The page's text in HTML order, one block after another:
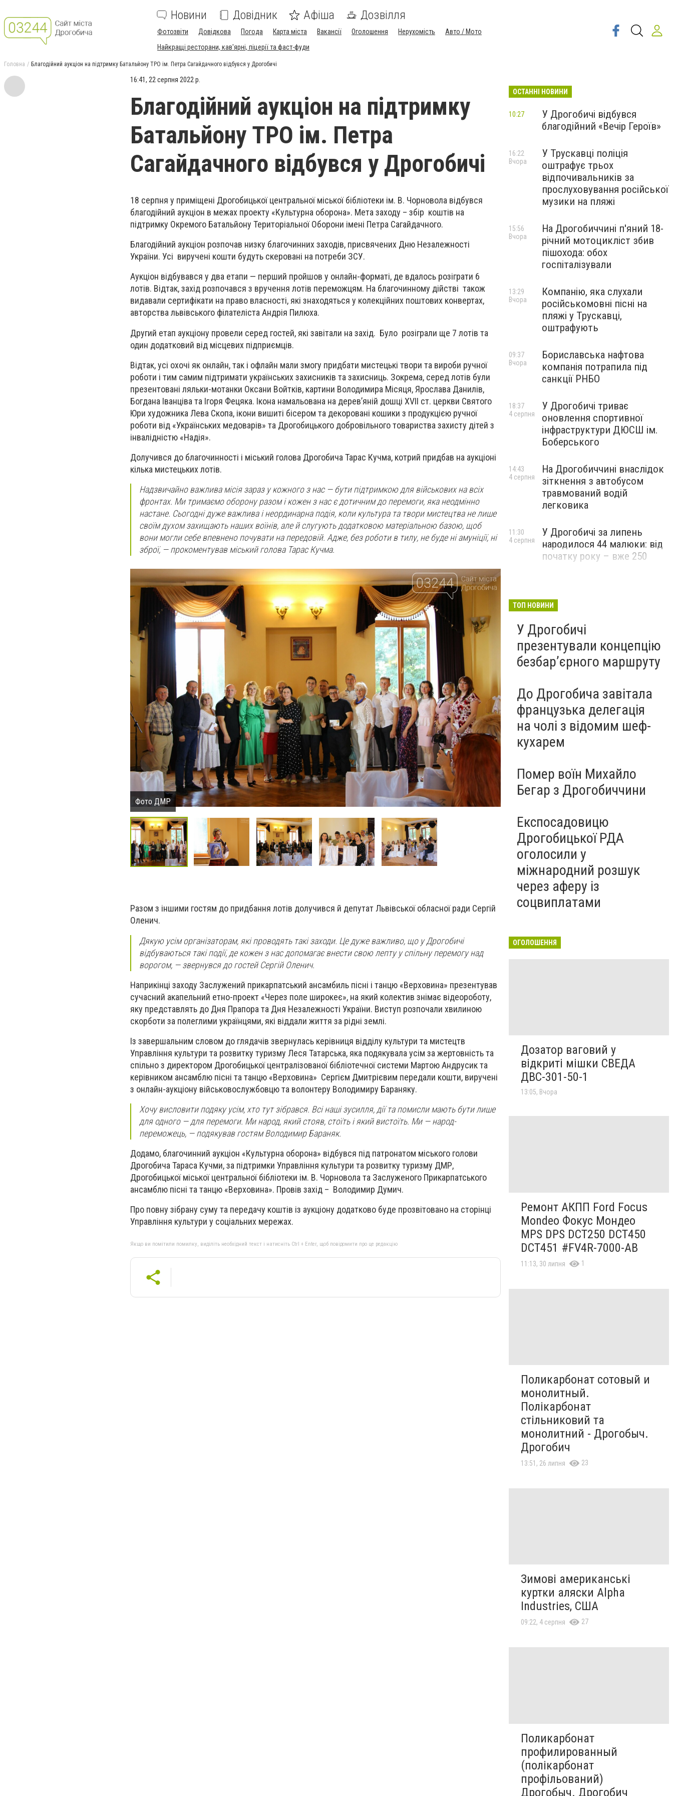
Новини Довідник Афіша Дозвілля
Фотозвіти Довідкова Погода Карта міста Вакансії Оголошення Нерухомість
Авто / Мото
Найкращі ресторани, кав'ярні, піцерії та фаст-фуди
Головна Благодійний аукціон на підтримку Батальйону ТРО ім. Петра Сагайдачного відбувся у Дрогобичі
16:41, 22 серпня 2022 р.
Благодійний аукціон на підтримку
Батальйону ТРО ім. Петра
Сагайдачного відбувся у Дрогобичі
18 серпня у приміщені Дрогобицької центральної міської бібліотеки ім. В. Чорновола відбувся
благодійний аукціон в межах проекту «Культурна оборона». Мета заходу – збір коштів на
підтримку Окремого Батальйону Територіальної Оборони імені Петра Сагайдачного.
Благодійний аукціон розпочав низку благочинних заходів, присвячених Дню Незалежності
України. Усі виручені кошти будуть скеровані на потреби ЗСУ.
Аукціон відбувався у два етапи — перший пройшов у онлайн-форматі, де вдалось розіграти 6
лотів. Відтак, захід розпочався з вручення лотів переможцям. На благочинному дійстві також
видавали сертифікати на право власності, які знаходяться у колекційних поштових конвертах,
авторства львівського філателіста Андрія Пилюха.
Другий етап аукціону провели серед гостей, які завітали на захід. Було розіграли ще 7 лотів та
один додатковий від місцевих підприємців.
Відтак, усі охочі як онлайн, так і офлайн мали змогу придбати мистецькі твори та вироби ручної
роботи і тим самим підтримати українських захисників та захисниць. Зокрема, серед лотів були
презентовані ляльки-мотанки Оксани Войтків, картини Володимира Місяця, Ярослава Данилів,
Богдана Іванціва та Ігоря Фецяка. Ікона намальована на дерев’яній дошці XVII ст. церкви Святого
Юри художника Лева Скопа, ікони вишиті бісером та декоровані кошики з продукцією ручної
роботи від «Українських медоварів» та Дрогобицького добровільного товариства захисту дітей з
інвалідністю «Надія».
Долучився до благочинності і міський голова Дрогобича Тарас Кучма, котрий придбав на аукціоні
кілька мистецьких лотів.
Надзвичайно важлива місія зараз у кожного з нас — бути підтримкою для військових на всіх
фронтах. Ми тримаємо оборону разом і кожен з нас є дотичним до перемоги, яка неодмінно
настане. Сьогодні дуже важлива і неординарна подія, коли культура та твори мистецтва не лише
своїм духом захищають наших воїнів, але й слугують додатковою матеріальною базою, щоб
вони могли себе впевнено почувати на передовій. Адже, без роботи в тилу, не буде ні амуніції, ні
зброї,— прокоментував міський голова Тарас Кучма.
Фото ДМР
Разом з іншими гостям до придбання лотів долучився й депутат Львівської обласної ради Сергій
Оленич.
Дякую усім організаторам, які проводять такі заходи. Це дуже важливо, що у Дрогобичі
відбуваються такі події, де кожен з нас допомагає внести свою лепту у спільну перемогу над
ворогом, — звернувся до гостей Сергій Оленич.
Наприкінці заходу Заслужений прикарпатський ансамбиль пісні і танцю «Верховина» презентував
сучасний акапельний етно-проект «Через поле широкеє», на який колектив знімає відеороботу,
яку представлять до Дня Прапора та Дня Незалежності України. Виступ розпочали хвилиною
скорботи за полеглими українцями, які віддали життя за рідні землі.
Із завершальним словом до глядачів звернулась керівниця відділу культури та мистецтв
Управління культури та розвитку туризму Леся Татарська, яка подякувала усім за жертовність та
спільно з директором Дрогобицької централізованої бібліотечної системи Мартою Андрусик та
керівником ансамблю пісні та танцю «Верховина» Сергієм Дмитрієвим передали кошти, виручені
з онлайн-аукціону військовослужбовцю та волонтеру Володимиру Бараняку.
Хочу висловити подяку усім, хто тут зібрався. Всі наші зусилля, дії та помисли мають бути лише
для одного — для перемоги. Ми народ, який стояв, стоїть і який вистоїть. Ми — народ-
переможець, — подякував гостям Володимир Бараняк.
Додамо, благочинний аукціон «Культурна оборона» відбувся під патронатом міського голови
Дрогобича Тараса Кучми, за підтримки Управління культури та розвитку туризму ДМР,
Дрогобицької міської центральної бібліотеки ім. В. Чорновола та Заслуженого Прикарпатського
ансамблю пісні та танцю «Верховина». Провів захід – Володимир Думич.
Про повну зібрану суму та передачу коштів із аукціону додатково буде прозвітовано на сторінці
Управління культури у соціальних мережах.
Якщо ви помітили помилку, виділіть необхідний текст і натисніть Ctrl + Enter, щоб повідомити про це редакцію
ОСТАННІ НОВИНИ
У Дрогобичі відбувся
благодійний «Вечір Героїв»
10:27
У Трускавці поліція
оштрафує трьох
відпочивальників за
прослуховування російської
музики на пляжі
16:22
Вчора
На Дрогобиччині п'яний 18-
річний мотоцикліст збив
пішохода: обох
госпіталізували
15:56
Вчора
Компанію, яка слухали
російськомовні пісні на
пляжі у Трускавці,
оштрафують
13:29
Вчора
Бориславська нафтова
компанія потрапила під
санкції РНБО
09:37
Вчора
У Дрогобичі триває
оновлення спортивної
інфраструктури ДЮСШ ім.
Боберського
18:37
4 серпня
На Дрогобиччині внаслідок
зіткнення з автобусом
травмований водій
легковика
14:43
4 серпня
У Дрогобичі за липень
народилося 44 малюки: від
початку року – вже 250
11:30
4 серпня
ТОП НОВИНИ
У Дрогобичі
презентували концепцію
безбар’єрного маршруту
До Дрогобича завітала
французька делегація
на чолі з відомим шеф-
кухарем
Помер воїн Михайло
Бегар з Дрогобиччини
Експосадовицю
Дрогобицької РДА
оголосили у
міжнародний розшук
через аферу із
соцвиплатами
ОГОЛОШЕННЯ
Дозатор ваговий у
відкриті мішки СВЕДА
ДВС-301-50-1
13:05, Вчора
Ремонт АКПП Ford Focus
Mondeo Фокус Мондео
MPS DPS DCT250 DCT450
DCT451 #FV4R-7000-AB
11:13, 30 липня 1
Поликарбонат сотовый и
монолитный.
Полікарбонат
стільниковий та
монолитний - Дрогобыч.
Дрогобич
13:51, 26 липня 23
Зимові американські
куртки аляски Alpha
Industries, США
09:22, 4 серпня 27
Поликарбонат
профилированный
(полікарбонат
профільований)
Дрогобыч. Дрогобич